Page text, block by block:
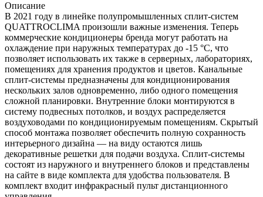
Описание
В 2021 году в линейке полупромышленных сплит-систем
QUATTROCLIMA произошли важные изменения. Теперь
коммерческие кондиционеры бренда могут работать на
охлаждение при наружных температурах до -15 °C, что
позволяет использовать их также в серверных, лабораториях,
помещениях для хранения продуктов и цветов. Канальные
сплит-системы предназначены для кондиционирования
нескольких залов одновременно, либо одного помещения
сложной планировки. Внутренние блоки монтируются в
систему подвесных потолков, и воздух распределяется
воздуховодами по кондиционируемым помещениям. Скрытый
способ монтажа позволяет обеспечить полную сохранность
интерьерного дизайна — на виду остаются лишь
декоративные решетки для подачи воздуха. Сплит-системы
состоят из наружного и внутреннего блоков и представлены
на сайте в виде комплекта для удобства пользователя. В
комплект входит инфракрасный пульт дистанционного